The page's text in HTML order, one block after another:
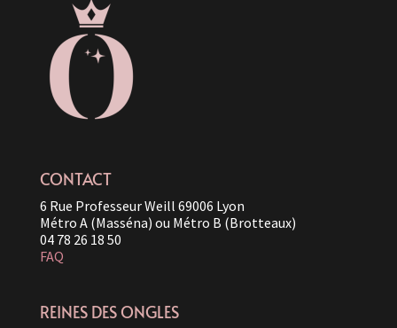
CONTACT
6 Rue Professeur Weill 69006 Lyon
Métro A (Masséna) ou Métro B (Brotteaux)
04 78 26 18 50
FAQ
REINES DES ONGLES